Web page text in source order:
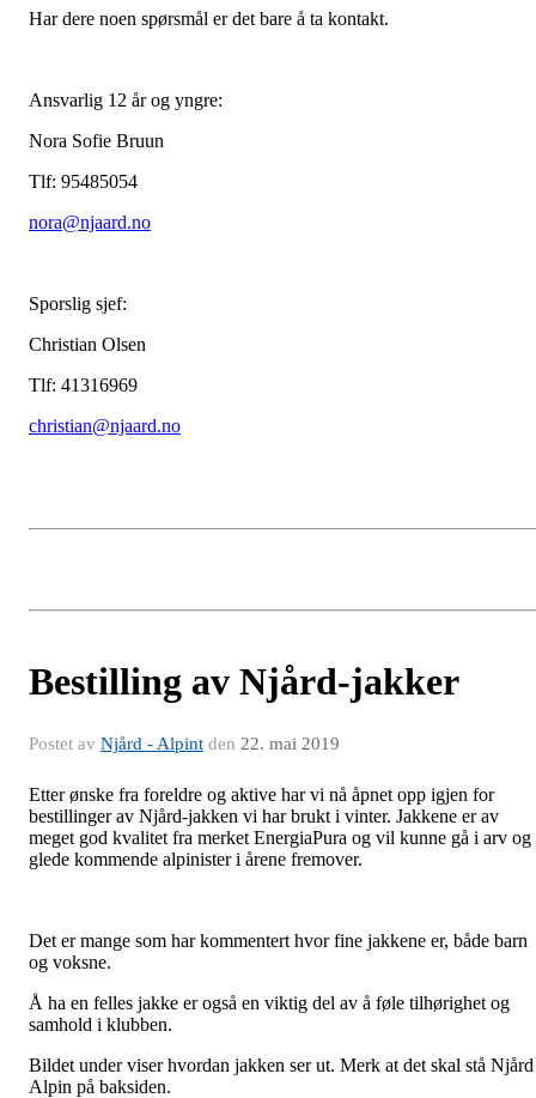
Har dere noen spørsmål er det bare å ta kontakt.
Ansvarlig 12 år og yngre:
Nora Sofie Bruun
Tlf: 95485054
nora@njaard.no
Sporslig sjef:
Christian Olsen
Tlf: 41316969
christian@njaard.no
Bestilling av Njård-jakker
Postet av Njård - Alpint den 22. mai 2019
Etter ønske fra foreldre og aktive har vi nå åpnet opp igjen for
bestillinger av Njård-jakken vi har brukt i vinter. Jakkene er av
meget god kvalitet fra merket EnergiaPura og vil kunne gå i arv og
glede kommende alpinister i årene fremover.
Det er mange som har kommentert hvor fine jakkene er, både barn
og voksne.
Å ha en felles jakke er også en viktig del av å føle tilhørighet og
samhold i klubben.
Bildet under viser hvordan jakken ser ut. Merk at det skal stå Njård
Alpin på baksiden.